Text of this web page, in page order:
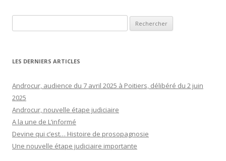
LES DERNIERS ARTICLES
Androcur, audience du 7 avril 2025 à Poitiers, délibéré du 2 juin
2025
Androcur, nouvelle étape judiciaire
A la une de L’informé
Devine qui c’est… Histoire de prosopagnosie
Une nouvelle étape judiciaire importante